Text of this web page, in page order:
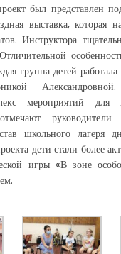
был представлен
выставка, которая
Инструктора
группа детей
мероприятий для
школьного лагеря
дети стали более
игры «В зоне